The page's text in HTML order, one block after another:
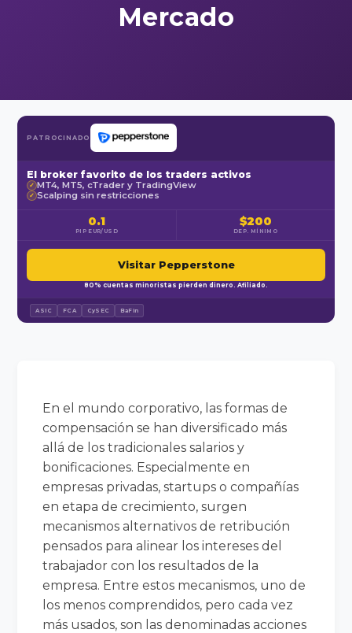
Mercado
PATROCINADO
El broker favorito de los traders activos
✓ MT4, MT5, cTrader y TradingView
✓ Scalping sin restricciones
0.1
PIP EUR/USD
$200
DEP. MÍNIMO
Visitar Pepperstone
80% cuentas minoristas pierden dinero. Afiliado.
ASIC FCA CySEC BaFin
En el mundo corporativo, las formas de
compensación se han diversificado más
allá de los tradicionales salarios y
bonificaciones. Especialmente en
empresas privadas, startups o compañías
en etapa de crecimiento, surgen
mecanismos alternativos de retribución
pensados para alinear los intereses del
trabajador con los resultados de la
empresa. Entre estos mecanismos, uno de
los menos comprendidos, pero cada vez
más usados, son las denominadas acciones